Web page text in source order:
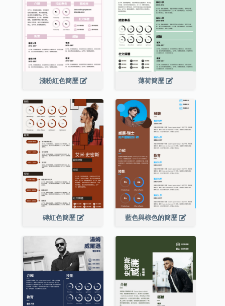
淺粉紅色簡歷 薄荷簡歷
磚紅色簡歷 藍色與棕色的簡歷